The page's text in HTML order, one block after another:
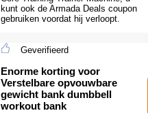
kunt ook de Armada Deals coupon
gebruiken voordat hij verloopt.
Geverifieerd
Enorme korting voor
Verstelbare opvouwbare
gewicht bank dumbbell
workout bank